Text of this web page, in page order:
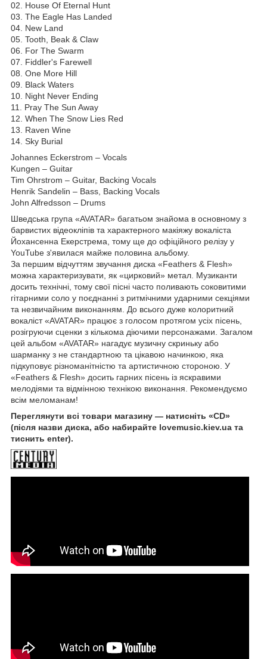
02. House Of Eternal Hunt
03. The Eagle Has Landed
04. New Land
05. Tooth, Beak & Claw
06. For The Swarm
07. Fiddler's Farewell
08. One More Hill
09. Black Waters
10. Night Never Ending
11. Pray The Sun Away
12. When The Snow Lies Red
13. Raven Wine
14. Sky Burial
Johannes Eckerstrom – Vocals
Kungen – Guitar
Tim Ohrstrom – Guitar, Backing Vocals
Henrik Sandelin – Bass, Backing Vocals
John Alfredsson – Drums
Шведська група «AVATAR» багатьом знайома в основному з
барвистих відеокліпів та характерного макіяжу вокаліста
Йохансенна Екерстрема, тому ще до офіційного релізу у
YouTube з'явилася майже половина альбому.
За першим відчуттям звучання диска «Feathers & Flesh»
можна характеризувати, як «цирковий» метал. Музиканти
досить технічні, тому свої пісні часто поливають соковитими
гітарними соло у поєднанні з ритмічними ударними секціями
та незвичайним виконанням. До всього дуже колоритний
вокаліст «AVATAR» працює з голосом протягом усіх пісень,
розігруючи сценки з кількома діючими персонажами. Загалом
цей альбом «AVATAR» нагадує музичну скриньку або
шарманку з не стандартною та цікавою начинкою, яка
підкуповує різноманітністю та артистичною стороною. У
«Feathers & Flesh» досить гарних пісень із яскравими
мелодіями та відмінною технікою виконання. Рекомендуємо
всім меломанам!
Переглянути всі товари магазину — натисніть «CD»
(після назви диска, або набирайте lovemusic.kiev.ua та
тиснить enter).